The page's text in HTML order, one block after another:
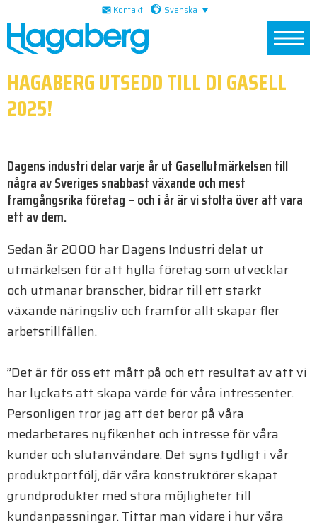
to
primary
navigation
to
main
content
to
footer
Kontakt Svenska
HAGABERG UTSEDD TILL DI GASELL
2025!
Dagens industri delar varje år ut Gasellutmärkelsen till
några av Sveriges snabbast växande och mest
framgångsrika företag – och i år är vi stolta över att vara
ett av dem.
Sedan år 2000 har Dagens Industri delat ut
utmärkelsen för att hylla företag som utvecklar
och utmanar branscher, bidrar till ett starkt
växande näringsliv och framför allt skapar fler
arbetstillfällen.
”Det är för oss ett mått på och ett resultat av att vi
har lyckats att skapa värde för våra intressenter.
Personligen tror jag att det beror på våra
medarbetares nyfikenhet och intresse för våra
kunder och slutanvändare. Det syns tydligt i vår
produktportfölj, där våra konstruktörer skapat
grundprodukter med stora möjligheter till
kundanpassningar. Tittar man vidare i hur våra